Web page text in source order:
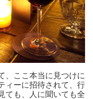
、ここ本当に見つけに
ィーに招待されて、行
ても、人に聞いても全